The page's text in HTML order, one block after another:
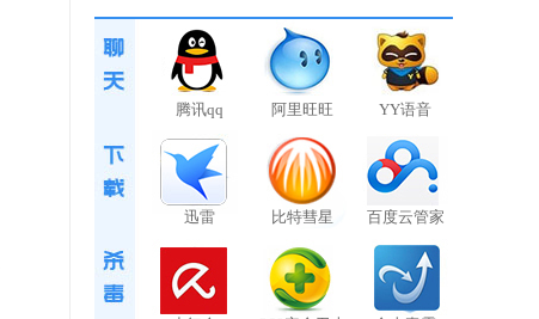
腾讯qq 阿里旺旺 YY语音
迅雷 比特彗星 百度云管家